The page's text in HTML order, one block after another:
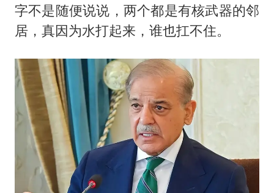
字不是随便说说，两个都是有核武器的邻
居，真因为水打起来，谁也扛不住。